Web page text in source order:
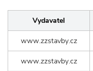
Vydavatel
www.zzstavby.cz
www.zzstavby.cz